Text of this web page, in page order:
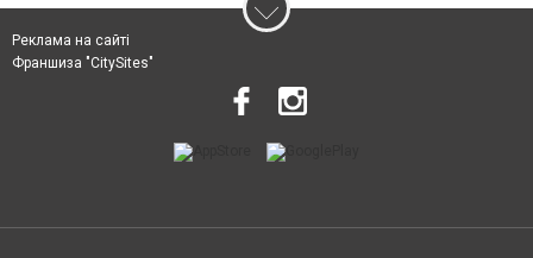
Реклама на сайті
Франшиза "CitySites"